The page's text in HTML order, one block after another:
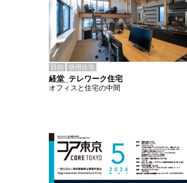
目的 併用住宅
経堂_テレワーク住宅
オフィスと住宅の中間